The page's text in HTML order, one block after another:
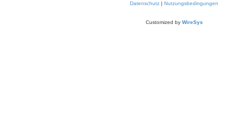
Datenschutz | Nutzungsbedingungen
Customized by WireSys